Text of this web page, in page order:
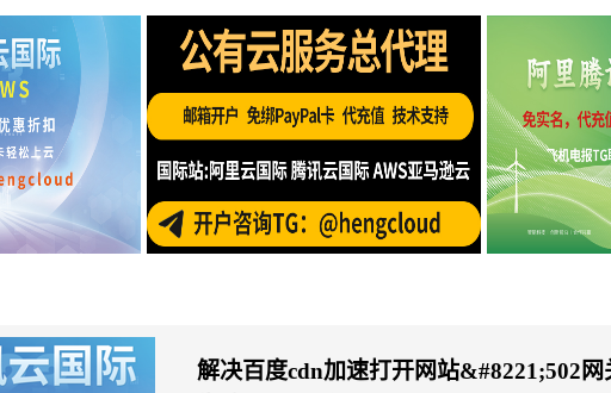
户亚马逊云优
解决百度cdn加速打开网站&#8221;502